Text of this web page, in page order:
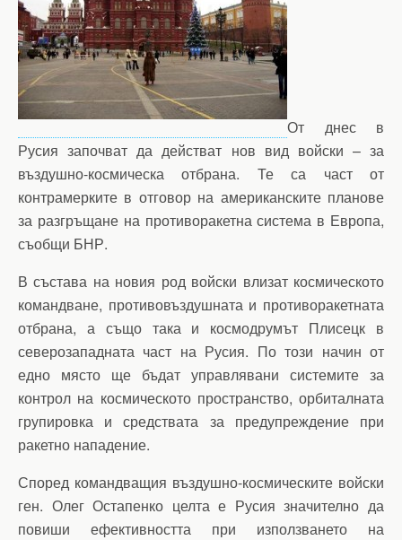
От днес в
Русия започват да действат нов вид войски – за
въздушно-космическа отбрана. Те са част от
контрамерките в отговор на американските планове
за разгръщане на противоракетна система в Европа,
съобщи БНР.
В състава на новия род войски влизат космическото
командване, противовъздушната и противоракетната
отбрана, а също така и космодрумът Плисецк в
северозападната част на Русия. По този начин от
едно място ще бъдат управлявани системите за
контрол на космическото пространство, орбиталната
групировка и средствата за предупреждение при
ракетно нападение.
Според командващия въздушно-космическите войски
ген. Олег Остапенко целта е Русия значително да
повиши ефективността при използването на